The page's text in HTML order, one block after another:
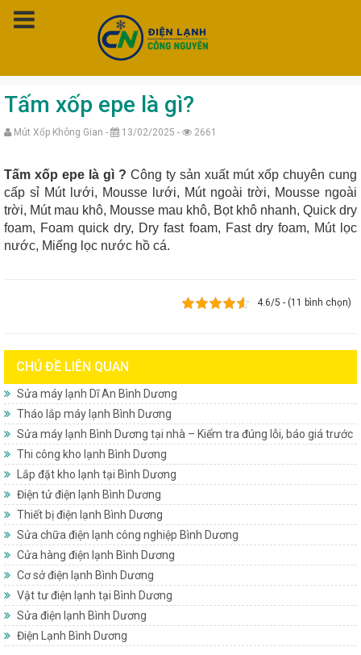
Tấm xốp epe là gì?
Mút Xốp Không Gian - 13/02/2025 - 2661
Tấm xốp epe là gì ? Công ty sản xuất mút xốp chuyên cung
cấp sỉ Mút lưới, Mousse lưới, Mút ngoài trời, Mousse ngoài
trời, Mút mau khô, Mousse mau khô, Bọt khô nhanh, Quick dry
foam, Foam quick dry, Dry fast foam, Fast dry foam, Mút lọc
nước, Miếng lọc nước hồ cá.
4.6/5 - (11 bình chọn)
CHỦ ĐỀ LIÊN QUAN
Sửa máy lạnh Dĩ An Bình Dương
Tháo lắp máy lạnh Bình Dương
Sửa máy lạnh Bình Dương tại nhà – Kiểm tra đúng lỗi, báo giá trước
Thi công kho lạnh Bình Dương
Lắp đặt kho lạnh tại Bình Dương
Điện tử điện lạnh Bình Dương
Thiết bị điện lạnh Bình Dương
Sửa chữa điện lạnh công nghiệp Bình Dương
Cửa hàng điện lạnh Bình Dương
Cơ sở điện lạnh Bình Dương
Vật tư điện lạnh tại Bình Dương
Sửa điện lạnh Bình Dương
Điện Lạnh Bình Dương